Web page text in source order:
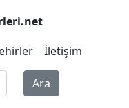
İletişim
Ara